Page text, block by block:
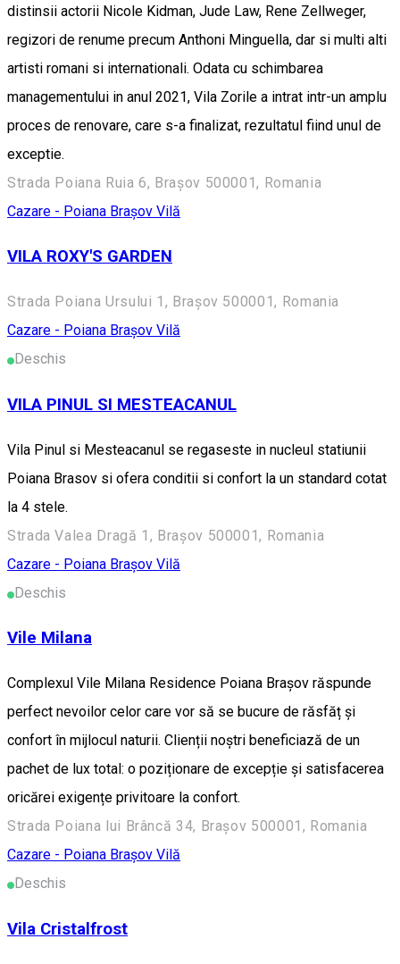
distinsii actorii Nicole Kidman, Jude Law, Rene Zellweger,
regizori de renume precum Anthoni Minguella, dar si multi alti
artisti romani si internationali. Odata cu schimbarea
managementului in anul 2021, Vila Zorile a intrat intr-un amplu
proces de renovare, care s-a finalizat, rezultatul fiind unul de
exceptie.
Strada Poiana Ruia 6, Brașov 500001, Romania
Cazare - Poiana Brașov Vilă
VILA ROXY'S GARDEN
Strada Poiana Ursului 1, Brașov 500001, Romania
Cazare - Poiana Brașov Vilă
Deschis
VILA PINUL SI MESTEACANUL
Vila Pinul si Mesteacanul se regaseste in nucleul statiunii
Poiana Brasov si ofera conditii si confort la un standard cotat
la 4 stele.
Strada Valea Dragă 1, Brașov 500001, Romania
Cazare - Poiana Brașov Vilă
Deschis
Vile Milana
Complexul Vile Milana Residence Poiana Brașov răspunde
perfect nevoilor celor care vor să se bucure de răsfăț și
confort în mijlocul naturii. Clienții noștri beneficiază de un
pachet de lux total: o poziționare de excepție și satisfacerea
oricărei exigențe privitoare la confort.
Strada Poiana lui Brâncă 34, Brașov 500001, Romania
Cazare - Poiana Brașov Vilă
Deschis
Vila Cristalfrost